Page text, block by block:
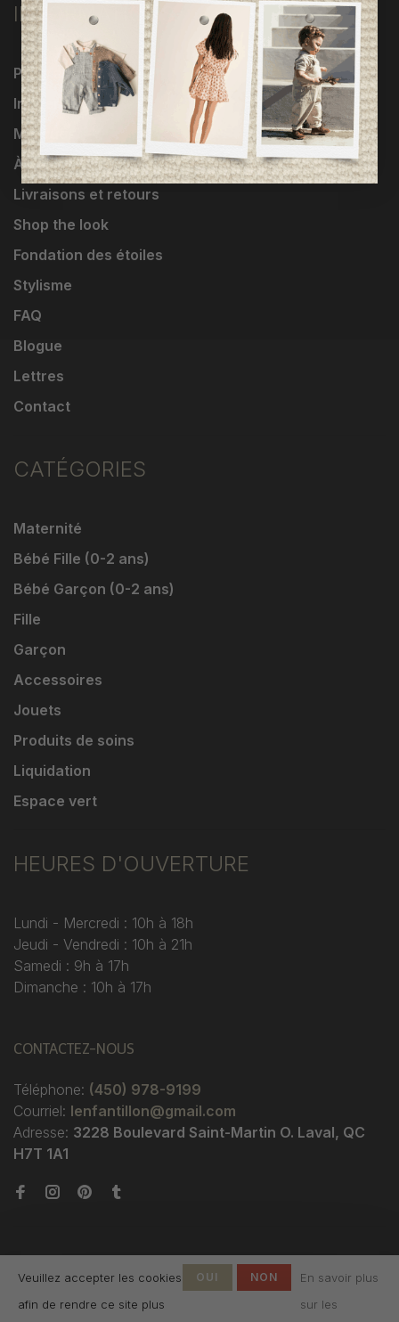
INFORMATIONS
Programme Loyauté
Influenceuses
Marques
À propos
Livraisons et retours
Shop the look
Fondation des étoiles
Stylisme
FAQ
Blogue
Lettres
Contact
CATÉGORIES
Maternité
Bébé Fille (0-2 ans)
Bébé Garçon (0-2 ans)
Fille
Garçon
Accessoires
Jouets
Produits de soins
Liquidation
Espace vert
HEURES D'OUVERTURE
Lundi - Mercredi : 10h à 18h
Jeudi - Vendredi : 10h à 21h
Samedi : 9h à 17h
Dimanche : 10h à 17h
CONTACTEZ-NOUS
Téléphone: (450) 978-9199
Courriel: lenfantillon@gmail.com
Adresse: 3228 Boulevard Saint-Martin O. Laval, QC
H7T 1A1
© Copyright 2026 Boutique
Veuillez accepter les cookies
afin de rendre ce site plus
OUI NON
En savoir plus
sur les